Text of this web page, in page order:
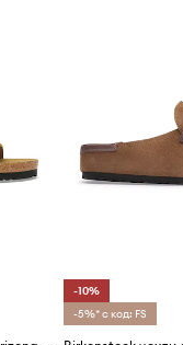
-10%
-5%* с код: FS